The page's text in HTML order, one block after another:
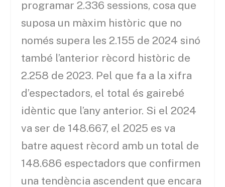
programar 2.336 sessions, cosa que
suposa un màxim històric que no
només supera les 2.155 de 2024 sinó
també l’anterior rècord històric de
2.258 de 2023. Pel que fa a la xifra
d’espectadors, el total és gairebé
idèntic que l’any anterior. Si el 2024
va ser de 148.667, el 2025 es va
batre aquest rècord amb un total de
148.686 espectadors que confirmen
una tendència ascendent que encara